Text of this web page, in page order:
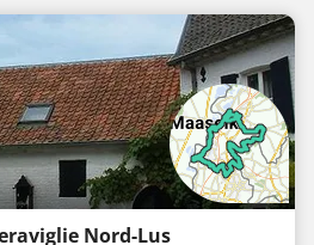
Nord-Lus